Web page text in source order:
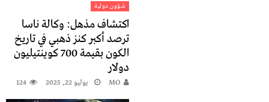
شؤون دولية
اكتشاف مذهل: وكالة ناسا
ترصد أكبر كنز ذهبي في تاريخ
الكون بقيمة 700 كوينتيليون
دولار
MO يوليو 22, 2025 124